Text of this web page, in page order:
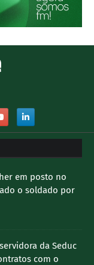
em posto no
o soldado por
da Seduc
com o